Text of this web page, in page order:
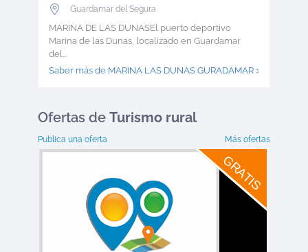
Guardamar del Segura
MARINA DE LAS DUNASEl puerto deportivo
Marina de las Dunas, localizado en Guardamar
del...
Saber más de MARINA LAS DUNAS GURADAMAR >
Ofertas de Turismo rural
Publica una oferta Más ofertas
GRATIS